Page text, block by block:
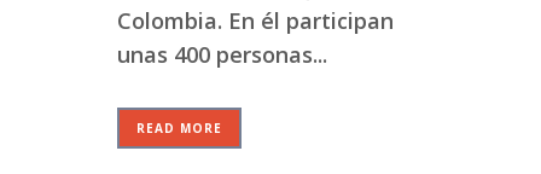
Colombia. En él participan
unas 400 personas...
READ MORE